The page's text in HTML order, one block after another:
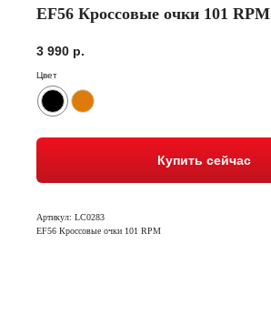
EF56 Кроссовые очки 101 RPM
3 990 р.
Цвет
Купить сейчас
Артикул: LC0283
EF56 Кроссовые очки 101 RPM